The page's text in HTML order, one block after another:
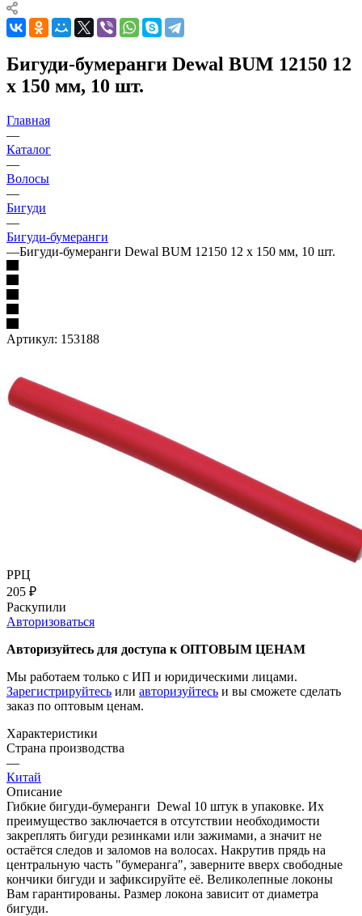
Бигуди-бумеранги Dewal BUM 12150 12
х 150 мм, 10 шт.
Главная
—
Каталог
—
Волосы
—
Бигуди
—
Бигуди-бумеранги
—Бигуди-бумеранги Dewal BUM 12150 12 х 150 мм, 10 шт.
Артикул: 153188
РРЦ
205 ₽
Раскупили
Авторизоваться
Авторизуйтесь для доступа к ОПТОВЫМ ЦЕНАМ
Мы работаем только с ИП и юридическими лицами.
Зарегистрируйтесь или авторизуйтесь и вы сможете сделать
заказ по оптовым ценам.
Характеристики
Страна производства
—
Китай
Описание
Гибкие бигуди-бумеранги Dewal 10 штук в упаковке. Их
преимущество заключается в отсутствии необходимости
закреплять бигуди резинками или зажимами, а значит не
остаётся следов и заломов на волосах. Накрутив прядь на
центральную часть "бумеранга", заверните вверх свободные
кончики бигуди и зафиксируйте её. Великолепные локоны
Вам гарантированы. Размер локона зависит от диаметра
бигуди.